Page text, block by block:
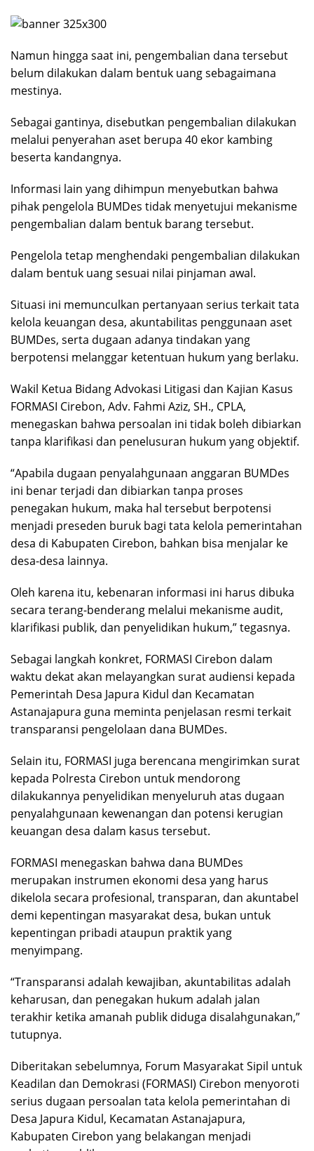
Namun hingga saat ini, pengembalian dana tersebut
belum dilakukan dalam bentuk uang sebagaimana
mestinya.
Sebagai gantinya, disebutkan pengembalian dilakukan
melalui penyerahan aset berupa 40 ekor kambing
beserta kandangnya.
Informasi lain yang dihimpun menyebutkan bahwa
pihak pengelola BUMDes tidak menyetujui mekanisme
pengembalian dalam bentuk barang tersebut.
Pengelola tetap menghendaki pengembalian dilakukan
dalam bentuk uang sesuai nilai pinjaman awal.
Situasi ini memunculkan pertanyaan serius terkait tata
kelola keuangan desa, akuntabilitas penggunaan aset
BUMDes, serta dugaan adanya tindakan yang
berpotensi melanggar ketentuan hukum yang berlaku.
Wakil Ketua Bidang Advokasi Litigasi dan Kajian Kasus
FORMASI Cirebon, Adv. Fahmi Aziz, SH., CPLA,
menegaskan bahwa persoalan ini tidak boleh dibiarkan
tanpa klarifikasi dan penelusuran hukum yang objektif.
“Apabila dugaan penyalahgunaan anggaran BUMDes
ini benar terjadi dan dibiarkan tanpa proses
penegakan hukum, maka hal tersebut berpotensi
menjadi preseden buruk bagi tata kelola pemerintahan
desa di Kabupaten Cirebon, bahkan bisa menjalar ke
desa-desa lainnya.
Oleh karena itu, kebenaran informasi ini harus dibuka
secara terang-benderang melalui mekanisme audit,
klarifikasi publik, dan penyelidikan hukum,” tegasnya.
Sebagai langkah konkret, FORMASI Cirebon dalam
waktu dekat akan melayangkan surat audiensi kepada
Pemerintah Desa Japura Kidul dan Kecamatan
Astanajapura guna meminta penjelasan resmi terkait
transparansi pengelolaan dana BUMDes.
Selain itu, FORMASI juga berencana mengirimkan surat
kepada Polresta Cirebon untuk mendorong
dilakukannya penyelidikan menyeluruh atas dugaan
penyalahgunaan kewenangan dan potensi kerugian
keuangan desa dalam kasus tersebut.
FORMASI menegaskan bahwa dana BUMDes
merupakan instrumen ekonomi desa yang harus
dikelola secara profesional, transparan, dan akuntabel
demi kepentingan masyarakat desa, bukan untuk
kepentingan pribadi ataupun praktik yang
menyimpang.
“Transparansi adalah kewajiban, akuntabilitas adalah
keharusan, dan penegakan hukum adalah jalan
terakhir ketika amanah publik diduga disalahgunakan,”
tutupnya.
Diberitakan sebelumnya, Forum Masyarakat Sipil untuk
Keadilan dan Demokrasi (FORMASI) Cirebon menyoroti
serius dugaan persoalan tata kelola pemerintahan di
Desa Japura Kidul, Kecamatan Astanajapura,
Kabupaten Cirebon yang belakangan menjadi